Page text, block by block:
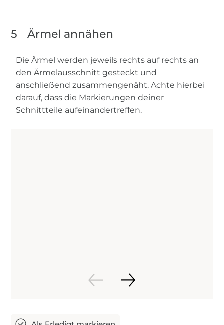
5 Ärmel annähen
Die Ärmel werden jeweils rechts auf rechts an
den Ärmelausschnitt gesteckt und
anschließend zusammengenäht. Achte hierbei
darauf, dass die Markierungen deiner
Schnittteile aufeinandertreffen.